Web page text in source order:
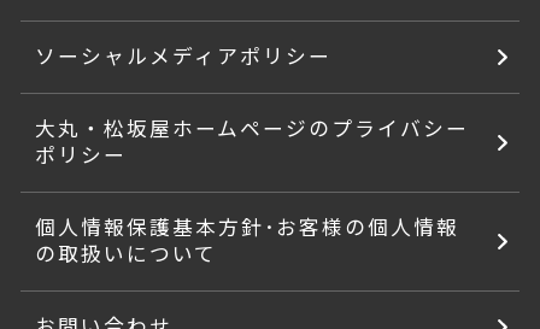
ソーシャルメディアポリシー
大丸・松坂屋ホームページのプライバシー
ポリシー
個人情報保護基本方針･お客様の個人情報
の取扱いについて